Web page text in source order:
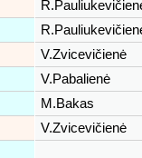
V.Zvicevičienė
V.Pabalienė
M.Bakas
V.Zvicevičienė